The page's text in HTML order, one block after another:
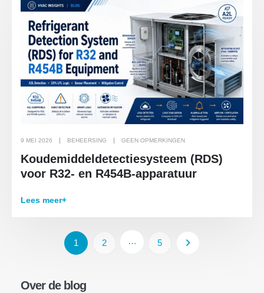
9 MEI 2026 BEHEERSING GEEN OPMERKINGEN
Koudemiddeldetectiesysteem (RDS)
voor R32- en R454B-apparatuur
Lees meer+
1 2 … 5
Over de blog